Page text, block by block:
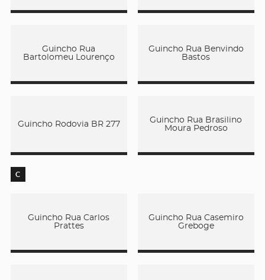
Guincho Rua
Bartolomeu Lourenço
Guincho Rua Benvindo
Bastos
Guincho Rodovia BR 277
Guincho Rua Brasilino
Moura Pedroso
C
Guincho Rua Carlos
Prattes
Guincho Rua Casemiro
Greboge